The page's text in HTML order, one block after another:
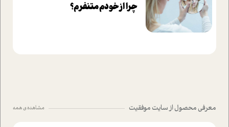
چرا از خودم متنفرم؟
معرفی محصول از سایت موفقیت مشاهده ی همه